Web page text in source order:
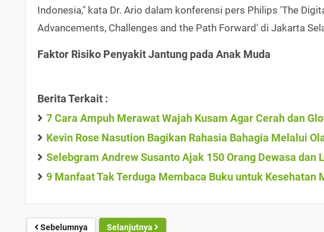
Indonesia," kata Dr. Ario dalam konferensi pers Philips 'The
Advancements, Challenges and the Path Forward' di Jakarta
Faktor Risiko Penyakit Jantung pada Anak Muda
Berita Terkait :
7 Cara Ampuh Merawat Wajah Kusam Agar Cerah dan
Kevin Rose Nasution Bagikan Rahasia Bahagia Melalui
Selebgram Andrew Susanto Ajak 150 Orang Dewasa
9 Manfaat Tak Terduga Membaca Buku untuk Kesehatan
Sebelumnya Selanjutnya